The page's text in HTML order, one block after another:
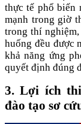
thực tế phổ biến
mạnh trong giờ
trong thí
huống đều được
khả năng ứng
quyết định đúng
3. Lợi ích
đào tạo sơ